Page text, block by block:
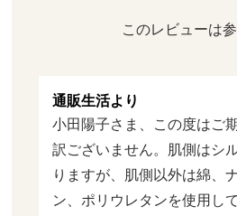
このレビューは
通販生活より
小田陽子さま、この度はご
訳ございません。肌側はシ
りますが、肌側以外は綿、
ン、ポリウレタンを使用し